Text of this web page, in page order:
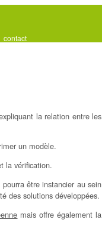
contact
la relation entre les
un modèle.
la vérification.
être instancier au sein
des solutions développées.
mais offre également la